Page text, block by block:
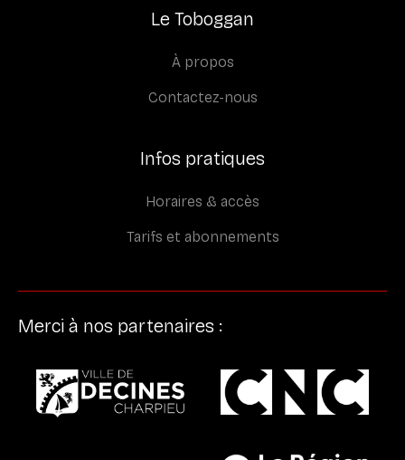
Le Toboggan
À propos
Contactez-nous
Infos pratiques
Horaires & accès
Tarifs et abonnements
Merci à nos partenaires :